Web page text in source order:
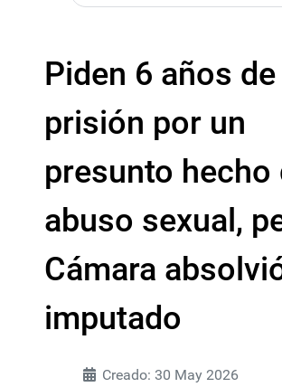
Piden 6 años de
prisión por un
presunto hecho
abuso sexual,
Cámara
imputado
Creado: 30 May 2026